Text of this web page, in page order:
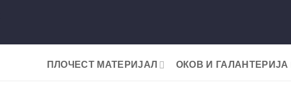
ПЛОЧЕСТ МАТЕРИЈАЛ ОКОВ И ГАЛАНТЕРИЈА